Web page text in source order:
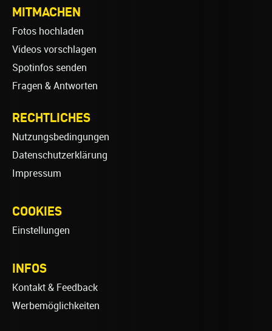
MITMACHEN
Fotos hochladen
Videos vorschlagen
Spotinfos senden
Fragen & Antworten
RECHTLICHES
Nutzungsbedingungen
Datenschutzerklärung
Impressum
COOKIES
Einstellungen
INFOS
Kontakt & Feedback
Werbemöglichkeiten